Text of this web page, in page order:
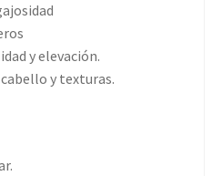
y elevación.
y texturas.